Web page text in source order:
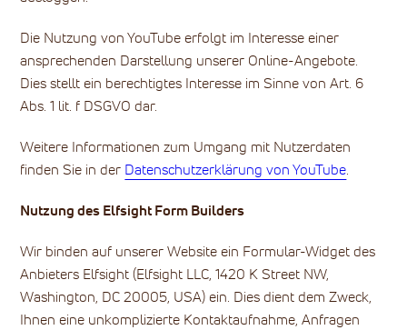
Die Nutzung von YouTube erfolgt im Interesse einer
ansprechenden Darstellung unserer Online-Angebote.
Dies stellt ein berechtigtes Interesse im Sinne von Art. 6
Abs. 1 lit. f DSGVO dar.
Weitere Informationen zum Umgang mit Nutzerdaten
finden Sie in der Datenschutzerklärung von YouTube.
Nutzung des Elfsight Form Builders
Wir binden auf unserer Website ein Formular-Widget des
Anbieters Elfsight (Elfsight LLC, 1420 K Street NW,
Washington, DC 20005, USA) ein. Dies dient dem Zweck,
Ihnen eine unkomplizierte Kontaktaufnahme, Anfragen